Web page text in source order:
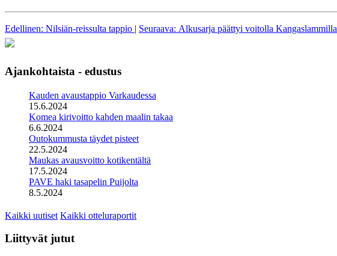
Edellinen: Nilsiän-reissulta tappio | Seuraava: Alkusarja päättyi voitolla Kangaslammilla
Ajankohtaista - edustus
Kauden avaustappio Varkaudessa
15.6.2024
Komea kirivoitto kahden maalin takaa
6.6.2024
Outokummusta täydet pisteet
22.5.2024
Maukas avausvoitto kotikentältä
17.5.2024
PAVE haki tasapelin Puijolta
8.5.2024
Kaikki uutiset Kaikki otteluraportit
Liittyvät jutut